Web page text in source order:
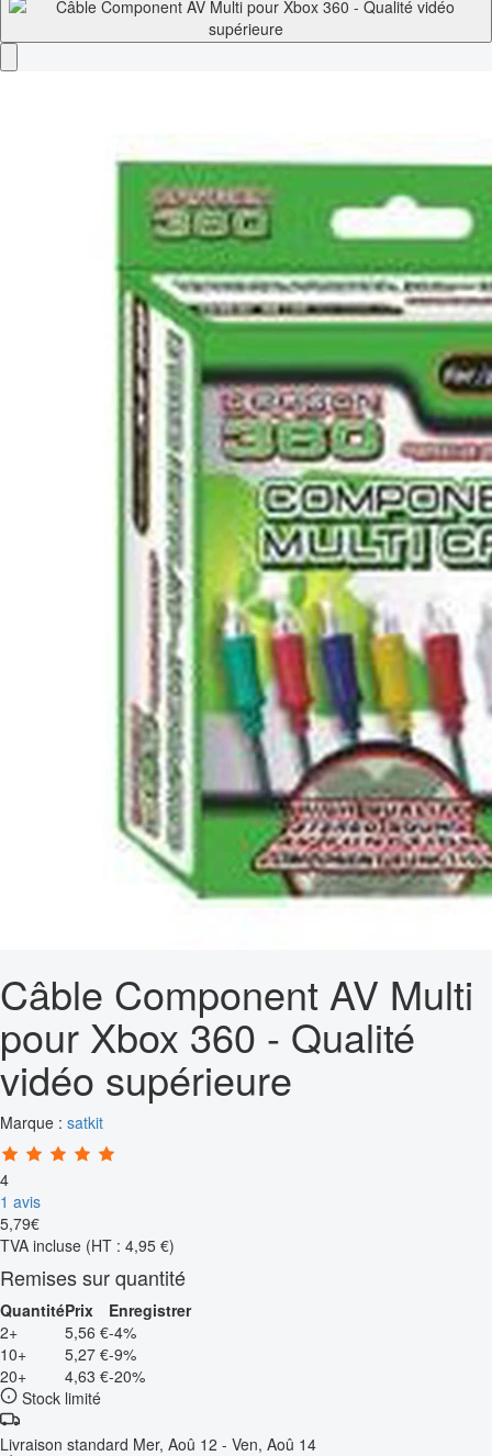
Câble Component AV Multi
pour Xbox 360 - Qualité
vidéo supérieure
Marque : satkit
4
1 avis
5,79€
TVA incluse (HT : 4,95 €)
Remises sur quantité
QuantitéPrix
Enregistrer
2+
5,56 €-4%
10+
5,27 €-9%
20+
4,63 €-20%
Stock limité
Livraison standard Mer, Aoû 12 - Ven, Aoû 14